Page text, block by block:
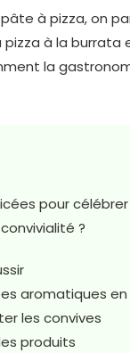
pâte à pizza, on
à la
la
pour
?
aromatiques
les convives
produits